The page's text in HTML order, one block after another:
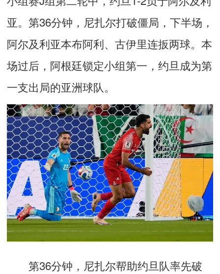
亚。第36分钟，尼扎尔打破僵局，下半场，
阿尔及利亚本布阿利、古伊里连扳两球。本
场过后，阿根廷锁定小组第一，约旦成为第
一支出局的亚洲球队。
第36分钟，尼扎尔帮助约旦队率先破